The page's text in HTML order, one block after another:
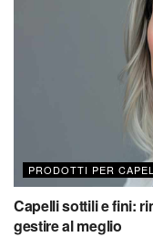
PRODOTTI PER
Capelli sottili e fini:
gestire al meglio